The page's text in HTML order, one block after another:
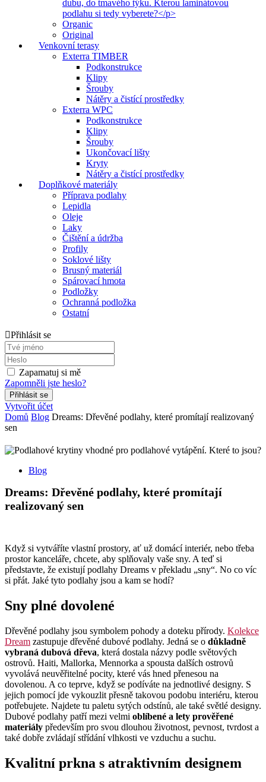
dubu, do tmavého týku. Kterou laminátovou
podlahu si tedy vyberete?</p>
Organic
Original
Venkovní terasy
Exterra TIMBER
Podkonstrukce
Klipy
Šrouby
Nátěry a čistící prostředky
Exterra WPC
Podkonstrukce
Klipy
Šrouby
Ukončovací lišty
Kryty
Nátěry a čistící prostředky
Doplňkové materiály
Příprava podlahy
Lepidla
Oleje
Laky
Čištění a údržba
Profily
Soklové lišty
Brusný materiál
Spárovací hmota
Podložky
Ochranná podložka
Ostatní
Přihlásit se
Zapamatuj si mě
Zapomněli jste heslo?
Vytvořit účet
Domů Blog Dreams: Dřevěné podlahy, které promítají realizovaný
sen
Blog
Dreams: Dřevěné podlahy, které promítají
realizovaný sen
Když si vytváříte vlastní prostory, ať už domácí interiér, nebo třeba
prostor kanceláře, chcete, aby splňovaly vaše sny. A teď si
představte, že existují podlahy Dreams v překladu „sny“. No co víc
si přát. Jaké tyto podlahy jsou a kam se hodí?
Sny plné dovolené
Dřevěné podlahy jsou symbolem pohody a doteku přírody. Kolekce
Dream zastupuje dřevěné dubové podlahy. Jedná se o důkladně
vybraná dubová dřeva, která dostala názvy podle světových
ostrovů. Haiti, Mallorka, Mennorka a spousta dalších ostrovů
vyvolává neuvěřitelné pocity, které vás hned přenesou na
dovolenou. A co teprve, když se podíváte na jednotlivé designy. S
jejich pomocí jde vykouzlit přesně takovou podobu interiéru, kterou
potřebujete. Najdete tu paletu sytých odstínů, ale také světlé designy.
Dubové podlahy patří mezi velmi oblíbené a lety prověřené
materiály především pro svou dlouhou životnost, pevnost, tvrdost a
také dobře zvládají střídání vlhkosti ve vzduchu a suchu.
Kvalitní prkna s atraktivním designem